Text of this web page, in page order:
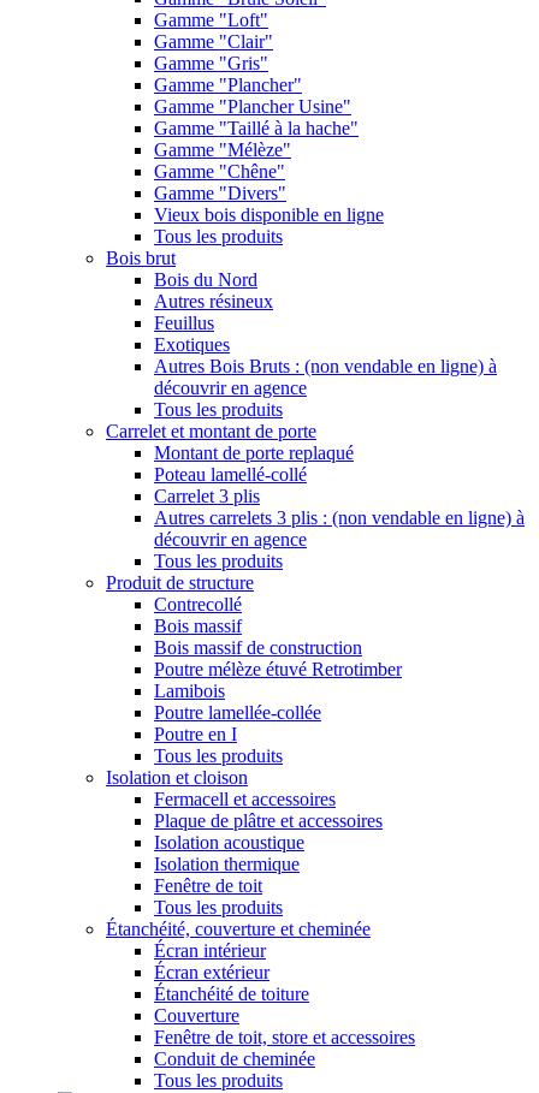
Gamme "Loft"
Gamme "Clair"
Gamme "Gris"
Gamme "Plancher"
Gamme "Plancher Usine"
Gamme "Taillé à la hache"
Gamme "Mélèze"
Gamme "Chêne"
Gamme "Divers"
Vieux bois disponible en ligne
Tous les produits
Bois brut
Bois du Nord
Autres résineux
Feuillus
Exotiques
Autres Bois Bruts : (non vendable en ligne) à
découvrir en agence
Tous les produits
Carrelet et montant de porte
Montant de porte replaqué
Poteau lamellé-collé
Carrelet 3 plis
Autres carrelets 3 plis : (non vendable en ligne) à
découvrir en agence
Tous les produits
Produit de structure
Contrecollé
Bois massif
Bois massif de construction
Poutre mélèze étuvé Retrotimber
Lamibois
Poutre lamellée-collée
Poutre en I
Tous les produits
Isolation et cloison
Fermacell et accessoires
Plaque de plâtre et accessoires
Isolation acoustique
Isolation thermique
Fenêtre de toit
Tous les produits
Étanchéité, couverture et cheminée
Écran intérieur
Écran extérieur
Étanchéité de toiture
Couverture
Fenêtre de toit, store et accessoires
Conduit de cheminée
Tous les produits